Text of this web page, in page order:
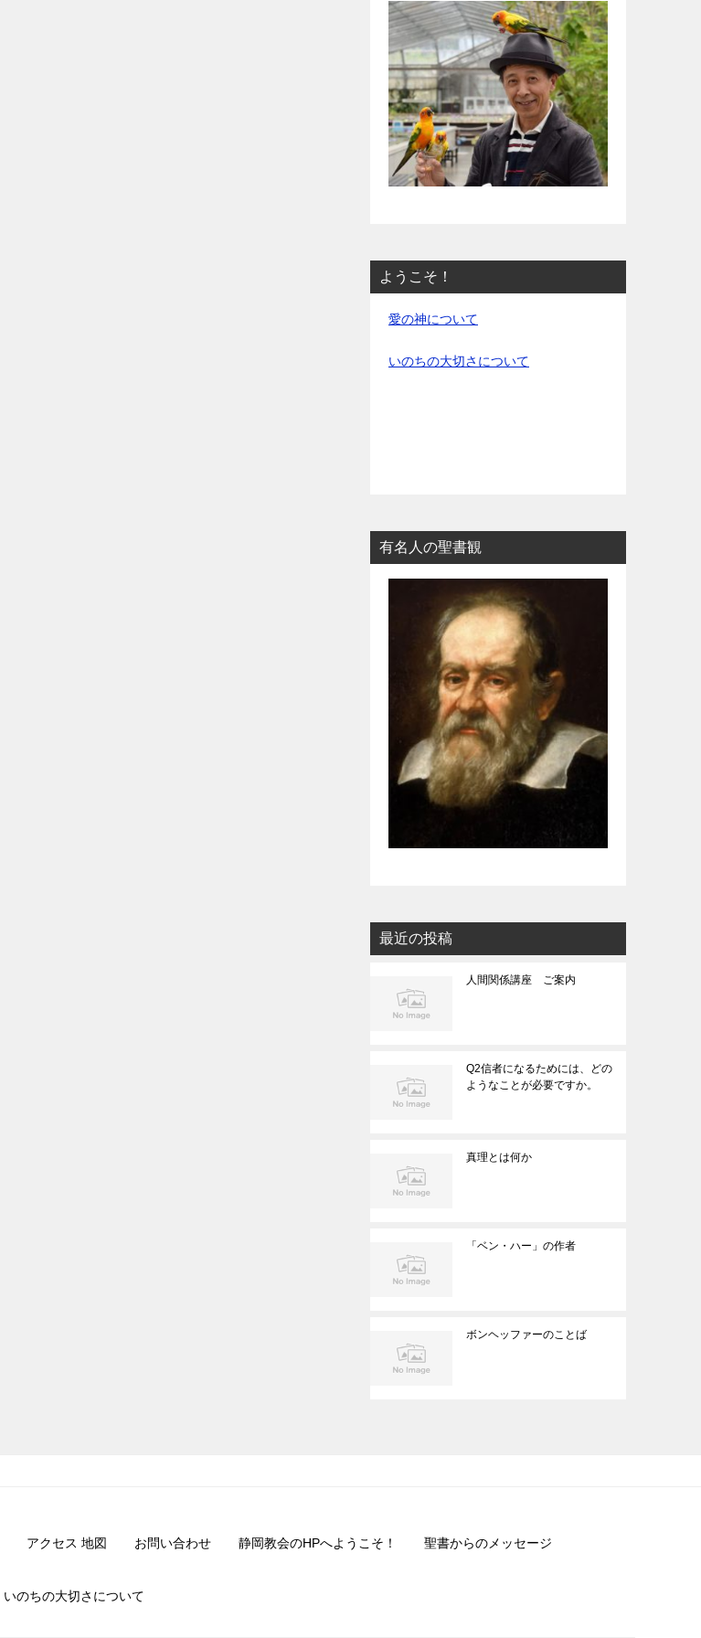
ようこそ！
愛の神について
いのちの大切さについて
有名人の聖書観
最近の投稿
人間関係講座 ご案内
Q2信者になるためには、どの
ようなことが必要ですか。
真理とは何か
「ベン・ハー」の作者
ボンヘッファーのことば
アクセス 地図 お問い合わせ 静岡教会のHPへようこそ！ 聖書からのメッセージ
いのちの大切さについて